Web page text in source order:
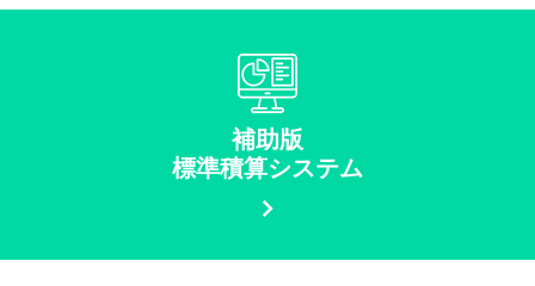
補助版
標準積算システム